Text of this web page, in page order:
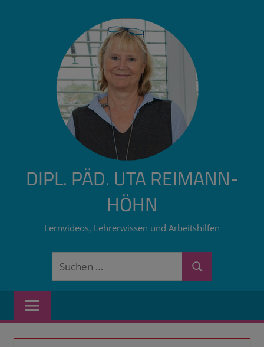
DIPL. PÄD. UTA REIMANN-
HÖHN
Lernvideos, Lehrerwissen und Arbeitshilfen
Suchen
Suchen